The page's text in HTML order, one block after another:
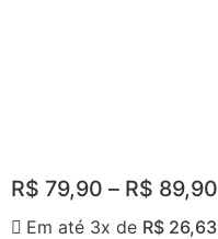
R$ 79,90 – R$ 89,90
Em até 3x de R$ 26,63